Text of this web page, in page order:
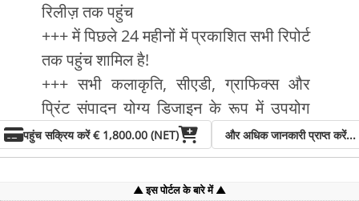
रिलीज़ तक पहुंच
+++ में पिछले 24 महीनों में प्रकाशित सभी रिपोर्ट
तक पहुंच शामिल है!
+++ सभी कलाकृति, सीएडी, ग्राफिक्स और
प्रिंट संपादन योग्य डिजाइन के रूप में उपयोग
करने के लिए स्वतंत्र हैं!
+++ नवीनतम रिपोर्ट या आर्काइव रिपोर्ट से अपनी
पसंद से 50 आर्टवर्क पेज तक डाउनलोड करें!
पहुंच सक्रिय करें€ 1,800.00 (NET) और अधिक जानकारी प्राप्त करें...
इस पोर्टल के बारे में